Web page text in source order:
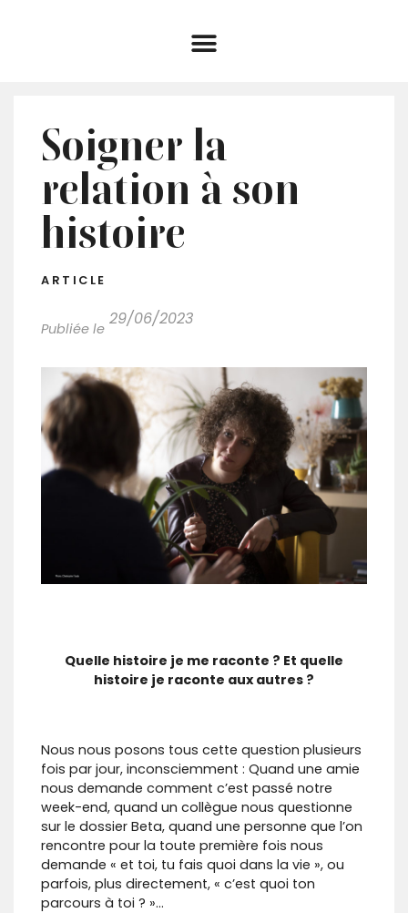
Soigner la
relation à son
histoire
ARTICLE
Publiée le
29/06/2023
Quelle histoire je me raconte ? Et quelle
histoire je raconte aux autres ?
Nous nous posons tous cette question plusieurs
fois par jour, inconsciemment : Quand une amie
nous demande comment c’est passé notre
week-end, quand un collègue nous questionne
sur le dossier Beta, quand une personne que l’on
rencontre pour la toute première fois nous
demande « et toi, tu fais quoi dans la vie », ou
parfois, plus directement, « c’est quoi ton
parcours à toi ? »…